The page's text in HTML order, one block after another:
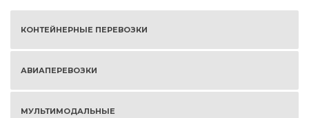
КОНТЕЙНЕРНЫЕ ПЕРЕВОЗКИ
АВИАПЕРЕВОЗКИ
МУЛЬТИМОДАЛЬНЫЕ